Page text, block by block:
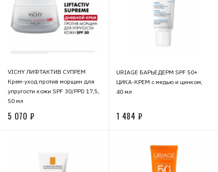
VICHY ЛИФТАКТИВ СУПРЕМ
Крем-уход против морщин для
упругости кожи SPF 30/PPD 17,5,
50 мл
5 070 ₽
URIAGE БАРЬЕДЕРМ SPF 50+
ЦИКА-КРЕМ с медью и цинком,
40 мл
1 484 ₽